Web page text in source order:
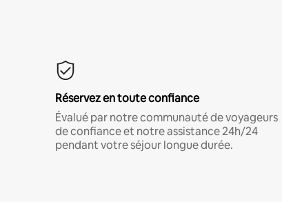
Réservez en toute confiance
Évalué par notre communauté de voyageurs
de confiance et notre assistance 24h/24
pendant votre séjour longue durée.